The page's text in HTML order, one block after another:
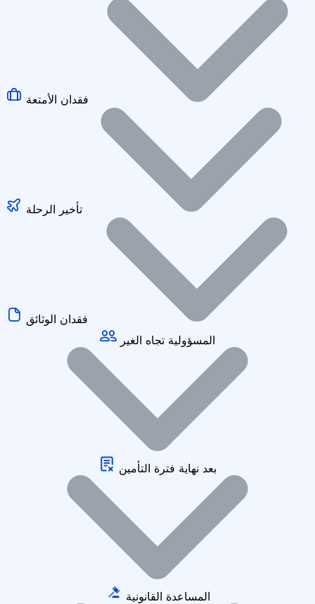
المسؤولية تجاه الغير
بعد نهاية فترة التأمين
المساعدة القانونية